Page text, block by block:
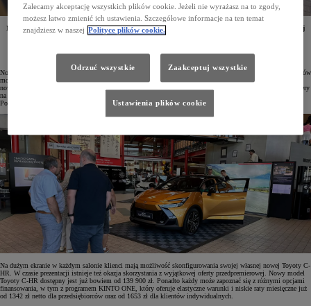
Na pokazach nowej Toyoty C-HR pojawiło się już ponad 15 tysięcy osób. W salonach marki w całej
Polsce można po raz pierwszy przyjrzeć się z bliska drugiej generacji tego popularnego crossovera.
Nowa Toyota C-HR będzie prezentowana na żywo w salonach w całej Polsce do 25 listopada. Podczas pokazów
można zobaczyć auto w najwyższej wersji wyposażenia Executive Premiere Edition z pełnią możliwości
nowego crossovera. Przy okazji odwiedzający salony mogą też obejrzeć nowe wzory felg oraz efektowne lakiery
na dużych próbnikach dostępne w tym modelu. Dotychczas odbyło się 18 wydarzeń w różnych częściach
Polski, a w salonach marki pojawiło się już ponad 15 tysięcy odwiedzających.
Na dużym ekranie w każdym salonie klienci mają możliwość skonfigurowania swojej własnej nowej Toyoty C-
HR. W czasie prezentacji istnieje też okazja skorzystania z wyjątkowej oferty przedpremierowej. Nowy model
Toyoty C-HR dostępny jest już bowiem od 139 900 zł. Ponadto każdy może zapoznać się z różnymi opcjami
finansowania, w tym z programem KINTO ONE, który oferuje elastyczne warunki i niskie raty miesięczne już
od 1342 zł netto dla przedsiębiorców oraz od 1653 zł dla klientów indywidualnych.
Zalecamy akceptację wszystkich plików cookie. Jeżeli nie wyrażasz na to zgody,
możesz łatwo zmienić ich ustawienia. Szczegółowe informacje na ten temat
znajdziesz w naszej Polityce plików cookie.
Odrzuć wszystkie Zaakceptuj wszystkie
Ustawienia plików cookie